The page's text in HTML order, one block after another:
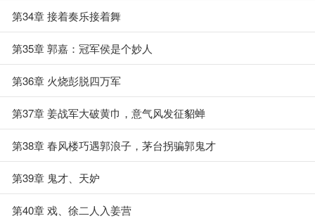
第34章 接着奏乐接着舞
第35章 郭嘉：冠军侯是个妙人
第36章 火烧彭脱四万军
第37章 姜战军大破黄巾，意气风发征貂蝉
第38章 春风楼巧遇郭浪子，茅台拐骗郭鬼才
第39章 鬼才、天妒
第40章 戏、徐二人入姜营